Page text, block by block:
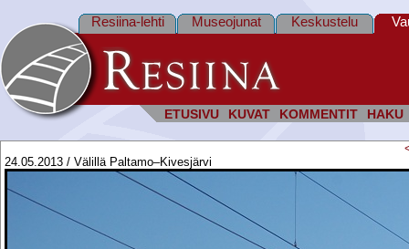
ETUSIVU KUVAT KOMMENTIT HAKU
Resiina-lehti Museojunat Keskustelu
24.05.2013 / Välillä Paltamo–Kivesjärvi